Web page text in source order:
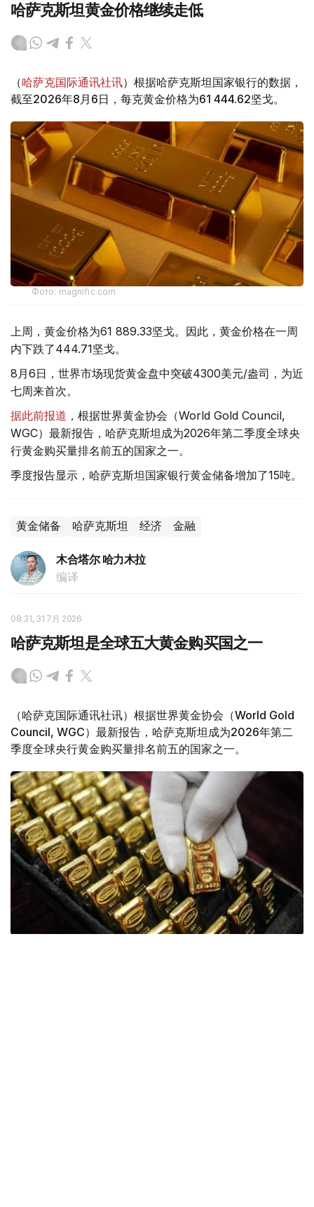
哈萨克斯坦黄金价格继续走低
（哈萨克国际通讯社讯）根据哈萨克斯坦国家银行的数据，
截至2026年8月6日，每克黄金价格为61 444.62坚戈。
Фото: magnific.com
上周，黄金价格为61 889.33坚戈。因此，黄金价格在一周
内下跌了444.71坚戈。
8月6日，世界市场现货黄金盘中突破4300美元/盎司，为近
七周来首次。
据此前报道 ，根据世界黄金协会（World Gold Council,
WGC）最新报告，哈萨克斯坦成为2026年第二季度全球央
行黄金购买量排名前五的国家之一。
季度报告显示，哈萨克斯坦国家银行黄金储备增加了15吨。
黄金储备 哈萨克斯坦 经济 金融
木合塔尔 哈力木拉
编译
08:31, 31 7月 2026
哈萨克斯坦是全球五大黄金购买国之一
（哈萨克国际通讯社讯）根据世界黄金协会（World Gold
Council, WGC）最新报告，哈萨克斯坦成为2026年第二
季度全球央行黄金购买量排名前五的国家之一。